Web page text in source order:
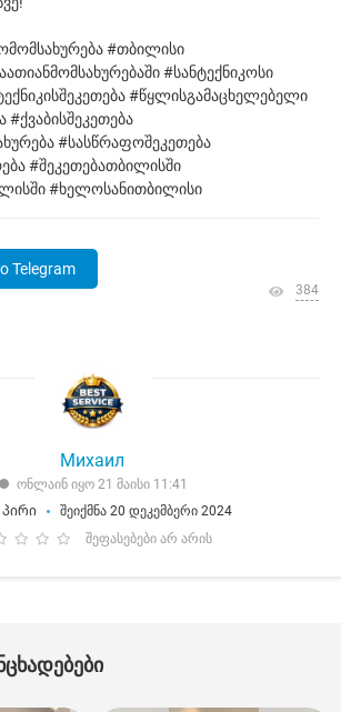
#თბილისი
#სანტექნიკოსი
#წყლისგამაცხელებელი
#ქვაბისშეკეთება
#სასწრაფოშეკეთება
#შეკეთებათბილისში
#ხელოსანითბილისი
Telegram
384
Михаил
ონლაინ იყო 21 მაისი 11:41
შეიქმნა 20 დეკემბერი 2024
შეფასებები არ არის